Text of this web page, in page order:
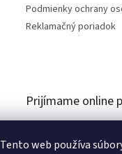
Tento web používa
Podmienky ochrany
Reklamačný poriadok
Prijímame online